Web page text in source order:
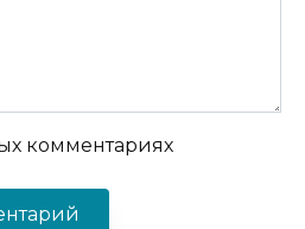
комментариях